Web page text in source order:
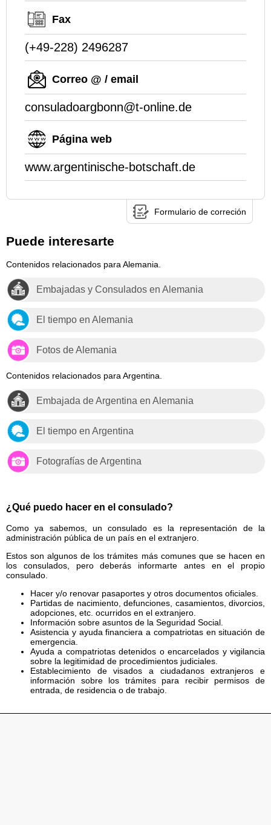
Fax
(+49-228) 2496287
Correo @ / email
consuladoargbonn@t-online.de
Página web
www.argentinische-botschaft.de
Formulario de correción
Puede interesarte
Contenidos relacionados para Alemania.
Embajadas y Consulados en Alemania
El tiempo en Alemania
Fotos de Alemania
Contenidos relacionados para Argentina.
Embajada de Argentina en Alemania
El tiempo en Argentina
Fotografías de Argentina
¿Qué puedo hacer en el consulado?
Como ya sabemos, un consulado es la representación de la
administración pública de un país en el extranjero.
Estos son algunos de los trámites más comunes que se hacen en
los consulados, pero deberás informarte antes en el propio
consulado.
Hacer y/o renovar pasaportes y otros documentos oficiales.
Partidas de nacimiento, defunciones, casamientos, divorcios,
adopciones, etc. ocurridos en el extranjero.
Información sobre asuntos de la Seguridad Social.
Asistencia y ayuda financiera a compatriotas en situación de
emergencia.
Ayuda a compatriotas detenidos o encarcelados y vigilancia
sobre la legitimidad de procedimientos judiciales.
Establecimiento de visados a ciudadanos extranjeros e
información sobre los trámites para recibir permisos de
entrada, de residencia o de trabajo.